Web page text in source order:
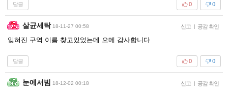
답글 0
0
살균세탁 18-11-27 00:58 신고 | 공감 확인
잊혀진 구역 이름 찾고있었는데 으메 감사합니다
답글 0
0
눈에서빔 18-12-02 00:18 신고 | 공감 확인